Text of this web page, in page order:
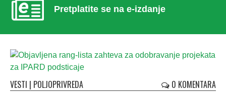
Pretplatite se na e-izdanje
VESTI | POLJOPRIVREDA 0 KOMENTARA